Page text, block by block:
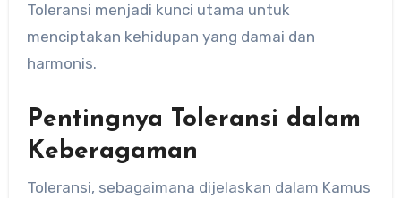
Toleransi menjadi kunci utama untuk
menciptakan kehidupan yang damai dan
harmonis.
Pentingnya Toleransi dalam
Keberagaman
Toleransi, sebagaimana dijelaskan dalam Kamus